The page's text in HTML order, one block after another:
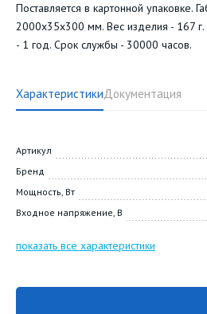
Поставляется в картонной упаковке.
2000х35х300 мм. Вес изделия - 167 г.
- 1 год. Срок службы - 30000 часов.
ХарактеристикиДокументация
Артикул
Бренд
Мощность, Вт
Входное напряжение, В
показать все характеристики